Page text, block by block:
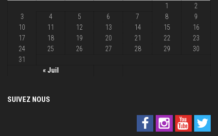
« Juil
1
2
3
4 5 6 7 8
9
10
11 12 13 14 15
16
17
18 19 20 21 22
23
24
25 26 27 28 29
30
31
SUIVEZ NOUS